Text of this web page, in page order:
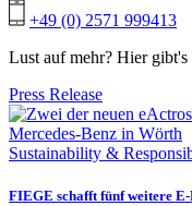
+49 (0) 2571 999413
Lust auf mehr? Hier gibt's
Press Release
Sustainability &
FIEGE schafft fünf weitere